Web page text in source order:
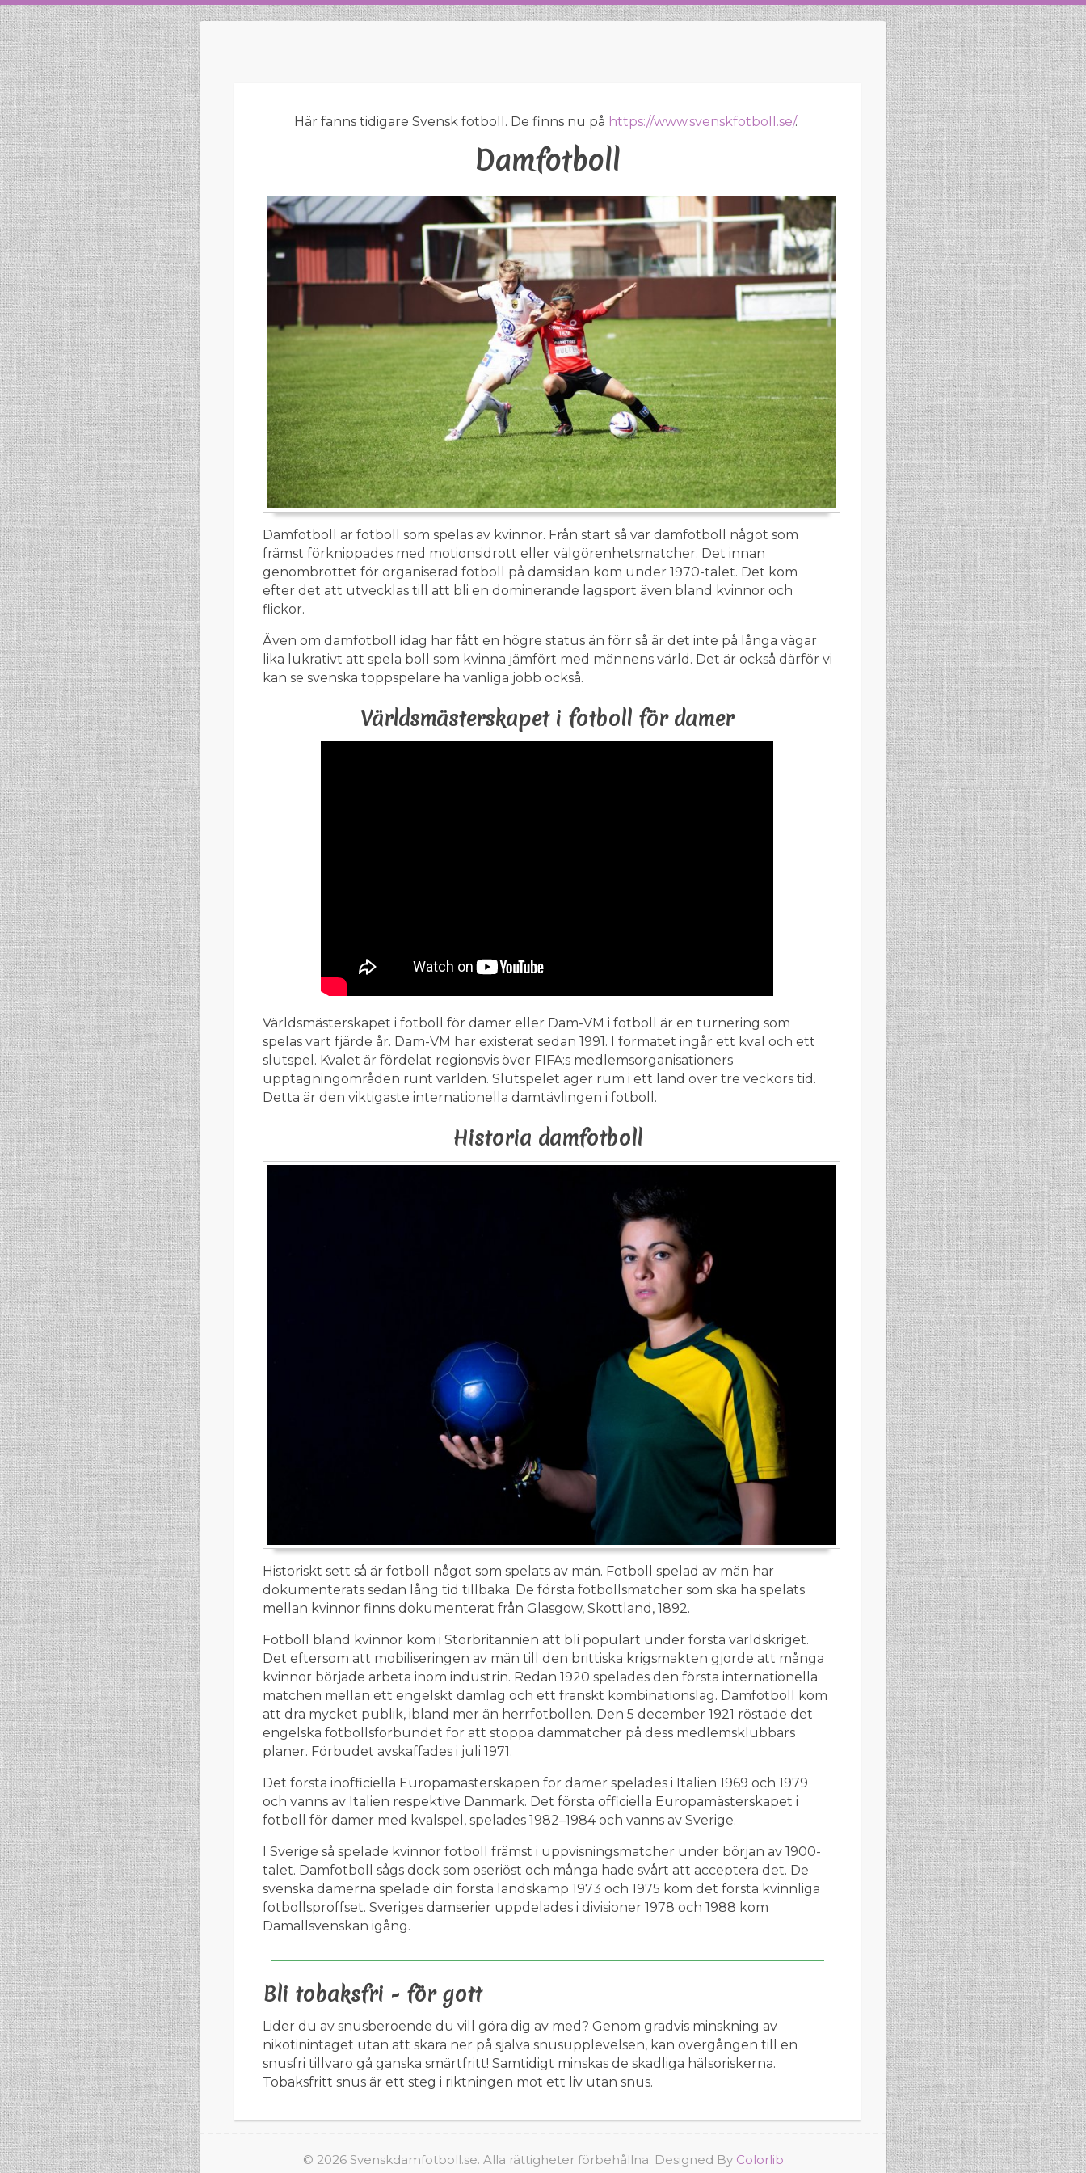
Här fanns tidigare Svensk fotboll. De finns nu på https://www.svenskfotboll.se/.
Damfotboll
Damfotboll är fotboll som spelas av kvinnor. Från start så var damfotboll något som
främst förknippades med motionsidrott eller välgörenhetsmatcher. Det innan
genombrottet för organiserad fotboll på damsidan kom under 1970-talet. Det kom
efter det att utvecklas till att bli en dominerande lagsport även bland kvinnor och
flickor.
Även om damfotboll idag har fått en högre status än förr så är det inte på långa vägar
lika lukrativt att spela boll som kvinna jämfört med männens värld. Det är också därför vi
kan se svenska toppspelare ha vanliga jobb också.
Världsmästerskapet i fotboll för damer
Världsmästerskapet i fotboll för damer eller Dam-VM i fotboll är en turnering som
spelas vart fjärde år. Dam-VM har existerat sedan 1991. I formatet ingår ett kval och ett
slutspel. Kvalet är fördelat regionsvis över FIFA:s medlemsorganisationers
upptagningområden runt världen. Slutspelet äger rum i ett land över tre veckors tid.
Detta är den viktigaste internationella damtävlingen i fotboll.
Historia damfotboll
Historiskt sett så är fotboll något som spelats av män. Fotboll spelad av män har
dokumenterats sedan lång tid tillbaka. De första fotbollsmatcher som ska ha spelats
mellan kvinnor finns dokumenterat från Glasgow, Skottland, 1892.
Fotboll bland kvinnor kom i Storbritannien att bli populärt under första världskriget.
Det eftersom att mobiliseringen av män till den brittiska krigsmakten gjorde att många
kvinnor började arbeta inom industrin. Redan 1920 spelades den första internationella
matchen mellan ett engelskt damlag och ett franskt kombinationslag. Damfotboll kom
att dra mycket publik, ibland mer än herrfotbollen. Den 5 december 1921 röstade det
engelska fotbollsförbundet för att stoppa dammatcher på dess medlemsklubbars
planer. Förbudet avskaffades i juli 1971.
Det första inofficiella Europamästerskapen för damer spelades i Italien 1969 och 1979
och vanns av Italien respektive Danmark. Det första officiella Europamästerskapet i
fotboll för damer med kvalspel, spelades 1982–1984 och vanns av Sverige.
I Sverige så spelade kvinnor fotboll främst i uppvisningsmatcher under början av 1900-
talet. Damfotboll sågs dock som oseriöst och många hade svårt att acceptera det. De
svenska damerna spelade din första landskamp 1973 och 1975 kom det första kvinnliga
fotbollsproffset. Sveriges damserier uppdelades i divisioner 1978 och 1988 kom
Damallsvenskan igång.
Bli tobaksfri - för gott
Lider du av snusberoende du vill göra dig av med? Genom gradvis minskning av
nikotinintaget utan att skära ner på själva snusupplevelsen, kan övergången till en
snusfri tillvaro gå ganska smärtfritt! Samtidigt minskas de skadliga hälsoriskerna.
Tobaksfritt snus är ett steg i riktningen mot ett liv utan snus.
© 2026 Svenskdamfotboll.se. Alla rättigheter förbehållna. Designed By Colorlib